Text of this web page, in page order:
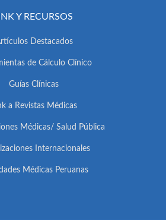
Y RECURSOS
Destacados
de Cálculo Clínico
Guías Clínicas
a Revistas Médicas
Médicas/ Salud Pública
Internacionales
Médicas Peruanas